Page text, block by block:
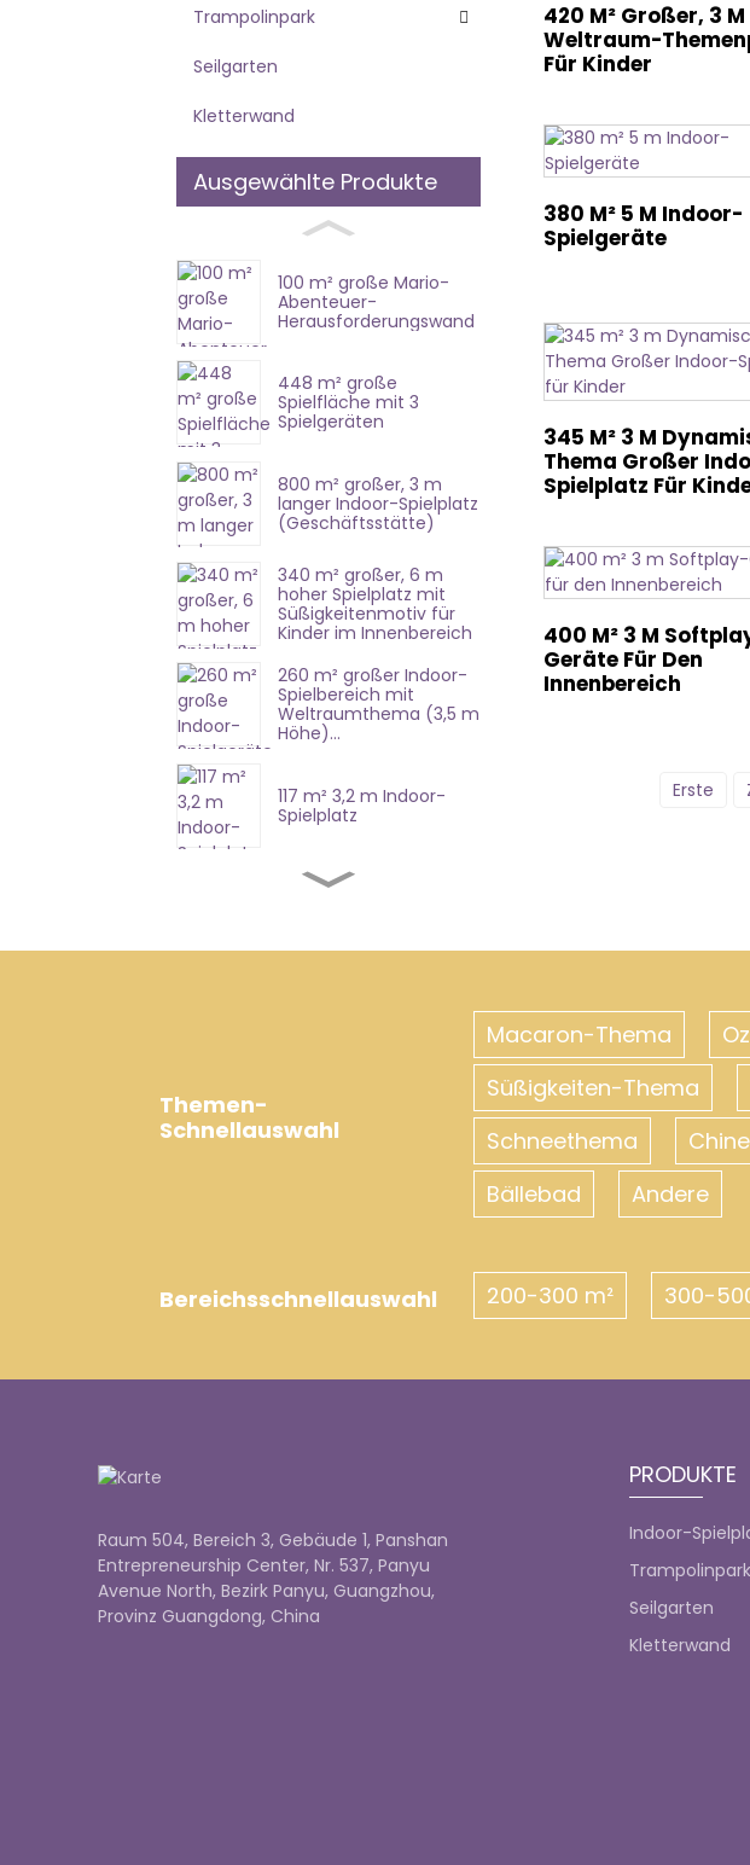
Trampolinpark
Seilgarten
Kletterwand
Ausgewählte Produkte
100 m² große Mario-
Abenteuer-
Herausforderungswand
448 m² große
Spielfläche mit 3
Spielgeräten
800 m² großer, 3 m
langer Indoor-Spielplatz
(Geschäftsstätte)
340 m² großer, 6 m
hoher Spielplatz mit
Süßigkeitenmotiv für
Kinder im Innenbereich
260 m² großer Indoor-
Spielbereich mit
Weltraumthema (3,5 m
Höhe)...
117 m² 3,2 m Indoor-
Spielplatz
420 m² 8,7 m weiche
Spielgeräte
420 M² Großer, 3
Weltraum-
Für Kinder
380 M² 5 M Indoor-
Spielgeräte
345 M² 3 M
Thema Großer
Spielplatz Für
400 M² 3 M
Geräte Für Den
Innenbereich
Erste
Themen-
Schnellauswahl
Macaron-Thema
Süßigkeiten-Thema
Schneethema
Bällebad
Andere
Bereichsschnellauswahl 200-300 m² 300-
Raum 504, Bereich 3, Gebäude 1, Panshan
Entrepreneurship Center, Nr. 537, Panyu
Avenue North, Bezirk Panyu, Guangzhou,
Provinz Guangdong, China
PRODUKTE
Indoor-
Trampolinpark
Seilgarten
Kletterwand